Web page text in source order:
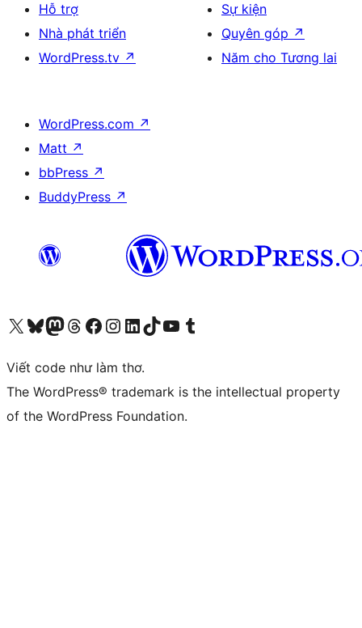
Hỗ trợ
Nhà phát triển
WordPress.tv ↗
Sự kiện
Quyên góp ↗
Năm cho Tương lai
WordPress.com ↗
Matt ↗
bbPress ↗
BuddyPress ↗
Truy cập tài khoản X (trước đây là Twitter) của chúng tôiVisit our Bluesky account
Visit our Mastodon account
Visit our Threads account
Xem trang Facebook của chúng tôiTruy cập tài khoản Instagram của chúng tôiTruy cập tài khoản LinkedIn của chúng tôiVisit our TikTok account
Truy cập kênh YouTube của chúng tôi Visit our Tumblr account
Viết code như làm thơ.
The WordPress® trademark is the intellectual property
of the WordPress Foundation.